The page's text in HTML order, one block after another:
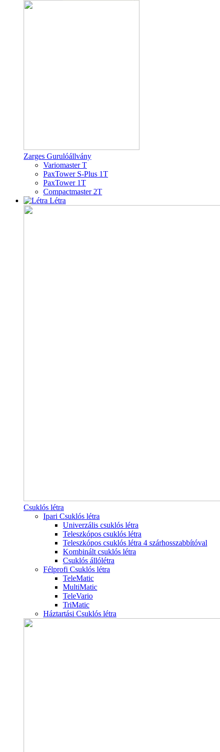
Zarges Gurulóállvány
Variomaster T
PaxTower S-Plus 1T
PaxTower 1T
Compactmaster 2T
Létra
Csuklós létra
Ipari Csuklós létra
Univerzális csuklós létra
Teleszkópos csuklós létra
Teleszkópos csuklós létra 4 szárhosszabbítóval
Kombinált csuklós létra
Csuklós állólétra
Félprofi Csuklós létra
TeleMatic
MultiMatic
TeleVario
TriMatic
Háztartási Csuklós létra